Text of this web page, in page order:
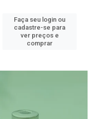
Faça seu login ou
cadastre-se para
ver preços e
comprar